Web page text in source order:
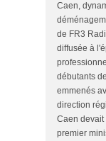
Caen,
de FR3
diffusée à
débutants
emmenés
direction
Caen devait
premier